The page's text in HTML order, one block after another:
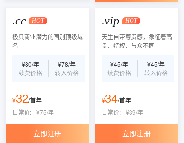
.cc HOT
极具商业潜力的国别顶级域
名
¥80/年
续费价格
¥78/年
转入价格
¥32/首年
日常价: ¥75/年
立即注册
.vip HOT
天生自带尊贵感，象征着高
贵、特权、与众不同
¥45/年
续费价格
¥45/年
转入价格
¥34/首年
日常价:
¥39/年
立即注册